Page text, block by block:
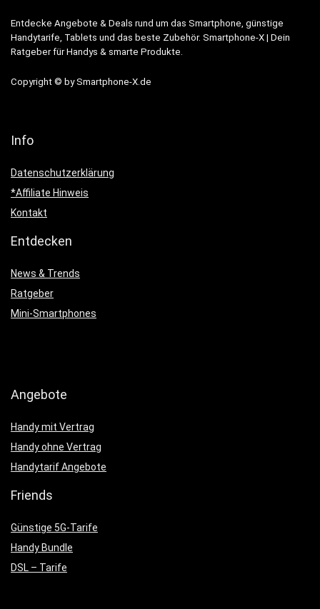
Entdecke Angebote & Deals rund um das Smartphone, günstige
Handytarife, Tablets und das beste Zubehör. Smartphone-X | Dein
Ratgeber für Handys & smarte Produkte.
Copyright © by Smartphone-X.de
Info
Datenschutzerklärung
*Affiliate Hinweis
Kontakt
Entdecken
News & Trends
Ratgeber
Mini-Smartphones
Angebote
Handy mit Vertrag
Handy ohne Vertrag
Handytarif Angebote
Friends
Günstige 5G-Tarife
Handy Bundle
DSL – Tarife